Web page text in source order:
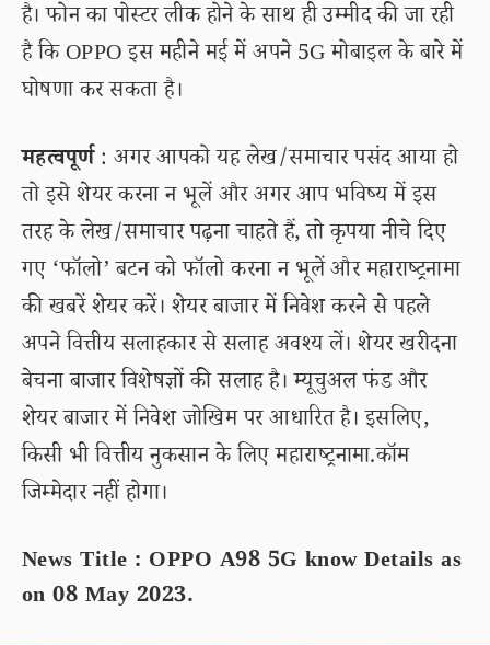
है। फोन का पोस्टर लीक होने के साथ ही उम्मीद की जा रही
है कि OPPO इस महीने मई में अपने 5G मोबाइल के बारे में
घोषणा कर सकता है।
महत्वपूर्ण: अगर आपको यह लेख/समाचार पसंद आया हो
तो इसे शेयर करना न भूलें और अगर आप भविष्य में इस
तरह के लेख/समाचार पढ़ना चाहते हैं, तो कृपया नीचे दिए
गए ‘फॉलो’ बटन को फॉलो करना न भूलें और महाराष्ट्रनामा
की खबरें शेयर करें। शेयर बाजार में निवेश करने से पहले
अपने वित्तीय सलाहकार से सलाह अवश्य लें। शेयर खरीदना
बेचना बाजार विशेषज्ञों की सलाह है। म्यूचुअल फंड और
शेयर बाजार में निवेश जोखिम पर आधारित है। इसलिए,
किसी भी वित्तीय नुकसान के लिए महाराष्ट्रनामा.कॉम
जिम्मेदार नहीं होगा।
News Title : OPPO A98 5G know Details as
on 08 May 2023.